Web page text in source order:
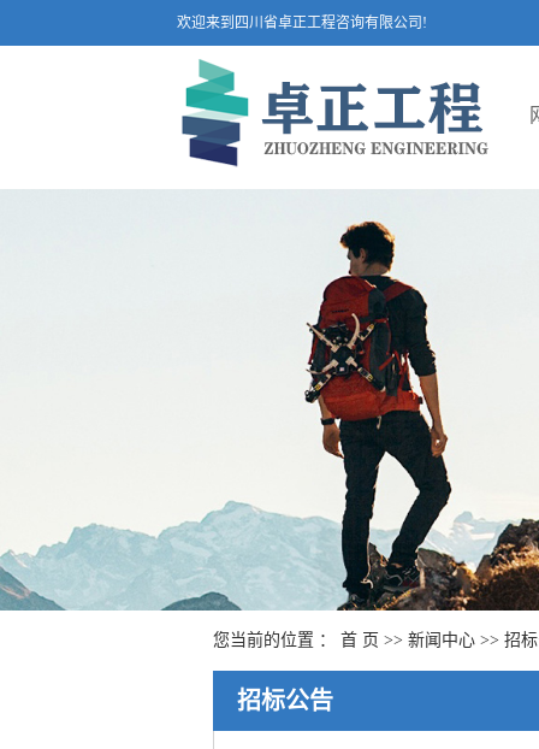
欢迎来到四川省卓正工程咨询有限公司!
您当前的位置 ： 首 页 >> 新闻中心>> 招
招标公告